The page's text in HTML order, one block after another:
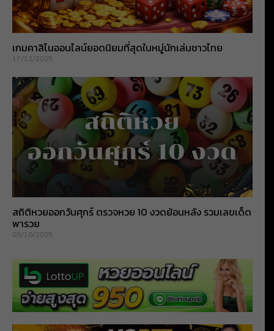
เกมคาสิโนออนไลน์ยอดนิยมที่สุดในหมู่นักเล่นชาวไทย
17/12/2025
สถิติหวยออกวันศุกร์ ตรวจหวย 10 งวดย้อนหลัง รวมเลขเด็ด
พารวย
03/10/2025